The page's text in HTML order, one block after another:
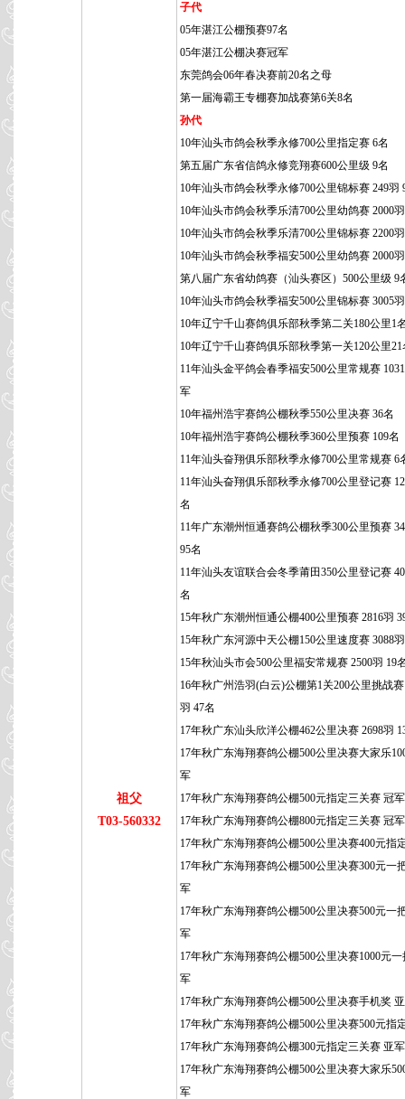
祖父
T03-560332
子代
05年湛江公棚预赛97名
05年湛江公棚决赛冠军
东莞鸽会06年春决赛前20名之母
第一届海霸王专棚赛加战赛第6关8名
孙代
10年汕头市鸽会秋季永修700公里指定赛 6名
第五届广东省信鸽永修竞翔赛600公里级 9名
10年汕头市鸽会秋季永修700公里锦标赛 249羽
10年汕头市鸽会秋季乐清700公里幼鸽赛 2000
10年汕头市鸽会秋季乐清700公里锦标赛 2200
10年汕头市鸽会秋季福安500公里幼鸽赛 2000
第八届广东省幼鸽赛（汕头赛区）500公里级 9
10年汕头市鸽会秋季福安500公里锦标赛 3005
10年辽宁千山赛鸽俱乐部秋季第二关180公里1
10年辽宁千山赛鸽俱乐部秋季第一关120公里21
11年汕头金平鸽会春季福安500公里常规赛
军
10年福州浩宇赛鸽公棚秋季550公里决赛 36名
10年福州浩宇赛鸽公棚秋季360公里预赛 109名
11年汕头奋翔俱乐部秋季永修700公里常规赛 6
11年汕头奋翔俱乐部秋季永修700公里登记赛
名
11年广东潮州恒通赛鸽公棚秋季300公里预赛
95名
11年汕头友谊联合会冬季莆田350公里登记赛
名
15年秋广东潮州恒通公棚400公里预赛 2816羽
15年秋广东河源中天公棚150公里速度赛 3088
15年秋汕头市会500公里福安常规赛 2500羽 19
16年秋广州浩羽(白云)公棚第1关200公里挑战赛
羽 47名
17年秋广东汕头欣洋公棚462公里决赛 2698羽
17年秋广东海翔赛鸽公棚500公里决赛大家乐
军
17年秋广东海翔赛鸽公棚500元指定三关赛 冠军
17年秋广东海翔赛鸽公棚800元指定三关赛 冠军
17年秋广东海翔赛鸽公棚500公里决赛400元指
17年秋广东海翔赛鸽公棚500公里决赛300元一
军
17年秋广东海翔赛鸽公棚500公里决赛500元一
军
17年秋广东海翔赛鸽公棚500公里决赛1000元
军
17年秋广东海翔赛鸽公棚500公里决赛手机奖
17年秋广东海翔赛鸽公棚500公里决赛500元指
17年秋广东海翔赛鸽公棚300元指定三关赛 亚军
17年秋广东海翔赛鸽公棚500公里决赛大家乐
军